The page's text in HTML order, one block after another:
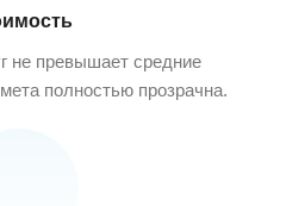
не превышает средние
полностью прозрачна.